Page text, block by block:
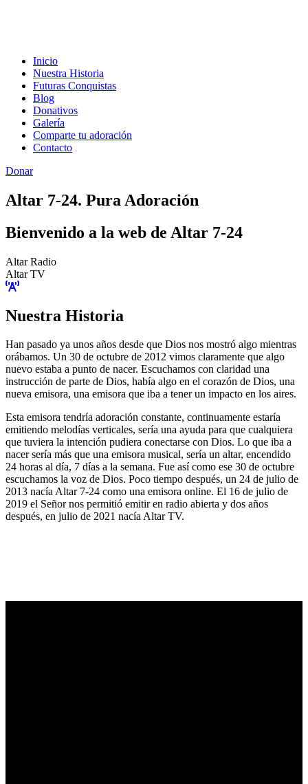
Inicio
Nuestra Historia
Futuras Conquistas
Blog
Donativos
Galería
Comparte tu adoración
Contacto
Donar
Altar 7-24. Pura Adoración
Bienvenido a la web de Altar 7-24
Altar Radio
Altar TV
Nuestra Historia
Han pasado ya unos años desde que Dios nos mostró algo mientras
orábamos. Un 30 de octubre de 2012 vimos claramente que algo
nuevo estaba a punto de nacer. Escuchamos con claridad una
instrucción de parte de Dios, había algo en el corazón de Dios, una
nueva emisora, una emisora que iba a tener un impacto en los aires.
Esta emisora tendría adoración constante, continuamente estaría
emitiendo melodías verticales, sería una ayuda para que cualquiera
que tuviera la intención pudiera conectarse con Dios. Lo que iba a
nacer sería más que una emisora musical, sería un altar, encendido
24 horas al día, 7 días a la semana. Fue así como ese 30 de octubre
escuchamos la voz de Dios. Poco tiempo después, un 24 de julio de
2013 nacía Altar 7-24 como una emisora online. El 16 de julio de
2019 el Señor nos permitió emitir en radio abierta y dos años
después, en julio de 2021 nacía Altar TV.